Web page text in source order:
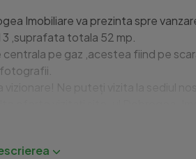
Imobiliare va prezinta spre
,suprafata totala 52 mp.
centrala pe gaz ,acestea fiind pe